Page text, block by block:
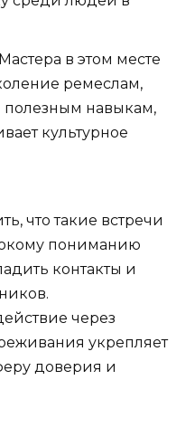
Мастера в этом месте
ремеслам,
навыкам,
культурное
что такие встречи
пониманию
контакты и
через
укрепляет
доверия и